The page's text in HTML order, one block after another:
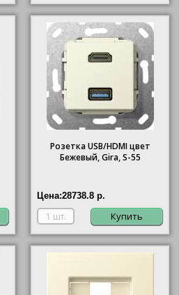
Розетка USB/HDMI цвет
Бежевый, Gira, S-55
Цена:28738.8 р.
Купить